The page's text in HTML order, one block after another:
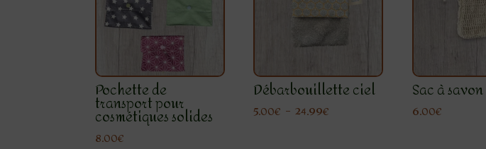
Pochette de
transport pour
cosmétiques solides
8.00€
Débarbouillette ciel
5.00€ – 24.99€
Sac à savon
6.00€